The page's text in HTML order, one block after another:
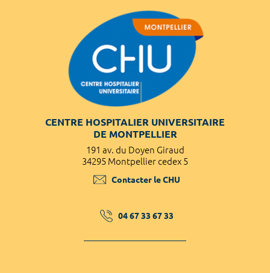
CENTRE HOSPITALIER UNIVERSITAIRE
DE MONTPELLIER
191 av. du Doyen Giraud
34295 Montpellier cedex 5
Contacter le CHU
04 67 33 67 33